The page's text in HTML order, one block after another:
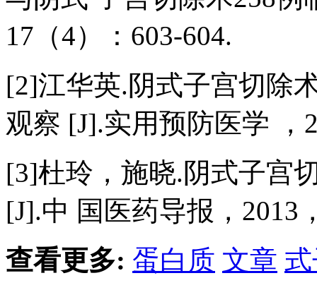
17（4）：603-604.
[2]江华英.阴式子宫切除
观察 [J].实用预防医学 ，
[3]杜玲，施晓.阴式子宫
[J].中 国医药导报，2013
查看更多: 蛋白质 文章